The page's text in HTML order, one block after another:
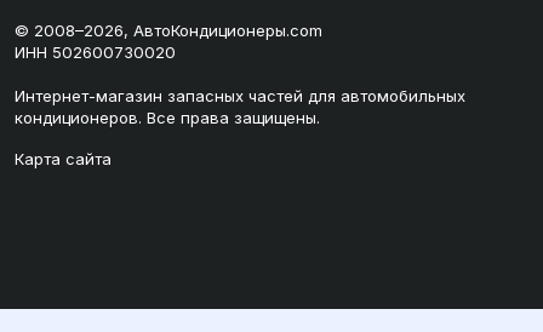
© 2008–2026, АвтоКондиционеры.com
ИНН 502600730020
Интернет-магазин запасных частей для автомобильных
кондиционеров. Все права защищены.
Карта сайта